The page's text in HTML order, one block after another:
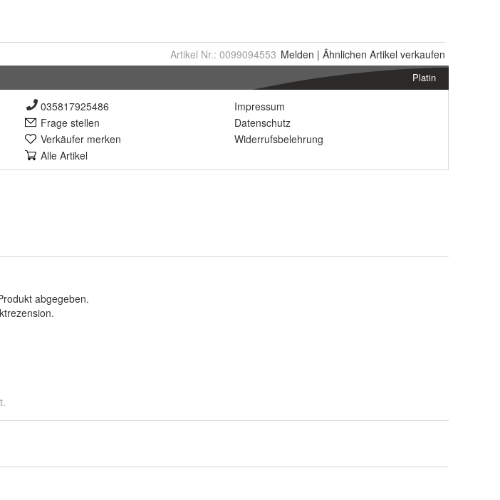
Artikel Nr.: 0099094553 Melden | Ähnlichen Artikel verkaufen
Platin
035817925486
Frage stellen
Verkäufer merken
Alle Artikel
Impressum
Datenschutz
Widerrufsbelehrung
abgegeben.
.